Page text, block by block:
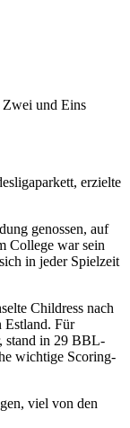
Zwei und Eins
erzielte
genossen, auf
College war sein
in jeder Spielzeit
Childress nach
Estland. Für
stand in 29 BBL-
wichtige Scoring-
viel von den